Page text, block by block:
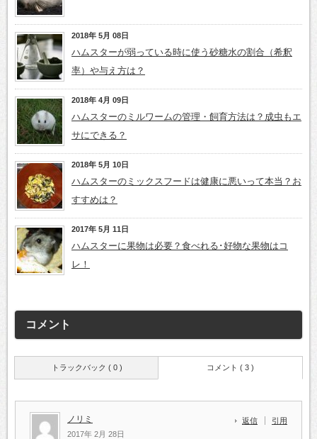
2018年 5月 08日
ハムスターが弱っている時に使う砂糖水の割合（希釈
率）や与え方は？
2018年 4月 09日
ハムスターのミルワームの管理・飼育方法は？成虫もエ
サにできる？
2018年 5月 10日
ハムスターのミックスフードは健康に悪いって本当？お
すすめは？
2017年 5月 11日
ハムスターに果物は必要？食べれる･好物な果物はコ
レ！
コメント
トラックバック ( 0 ) コメント ( 3 )
ノリミ
2017年 2月 28日
返信 引用